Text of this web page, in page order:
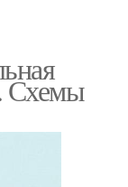
из пластика
в частный
Схемы